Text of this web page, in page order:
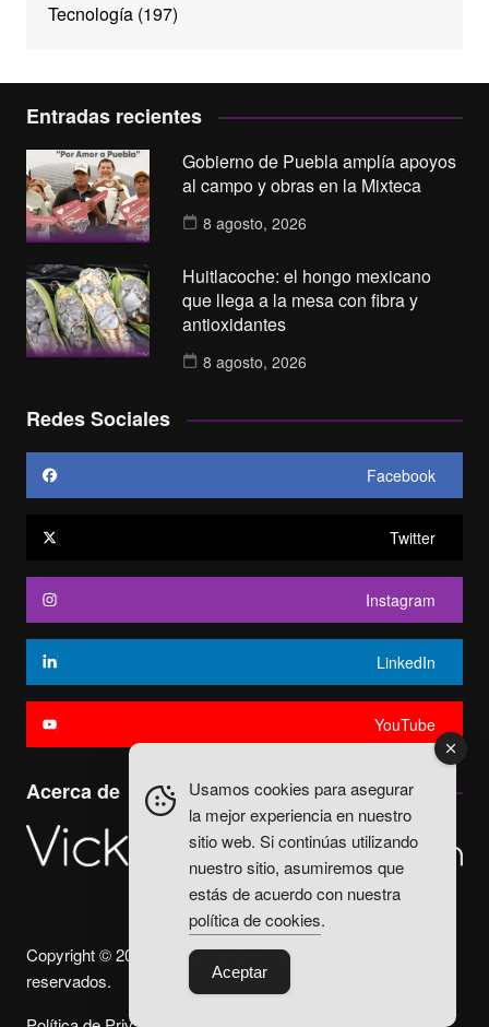
Tecnología(197)
Entradas recientes
Gobierno de Puebla amplía apoyos
al campo y obras en la Mixteca
8 agosto, 2026
Huitlacoche: el hongo mexicano
que llega a la mesa con fibra y
antioxidantes
8 agosto, 2026
Redes Sociales
Facebook
Twitter
Instagram
LinkedIn
YouTube
Acerca de
Copyright © 2025. Vicky Fuentes Todos los derechos
reservados.
Usamos cookies para asegurar
la mejor experiencia en nuestro
sitio web. Si continúas utilizando
nuestro sitio, asumiremos que
estás de acuerdo con nuestra
política de cookies.
Aceptar